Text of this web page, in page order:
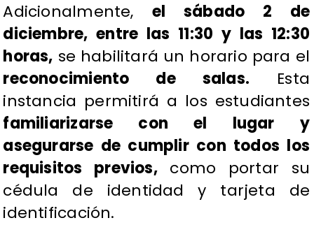
Adicionalmente,el sábado 2 de
diciembre, entre las 11:30 y las 12:30
horas, se habilitará un horario para el
reconocimiento de salas. Esta
instancia permitirá a los estudiantes
familiarizarse con el lugar y
asegurarse de cumplir con todos los
requisitos previos,como portar su
cédula de identidad y tarjeta de
identificación.